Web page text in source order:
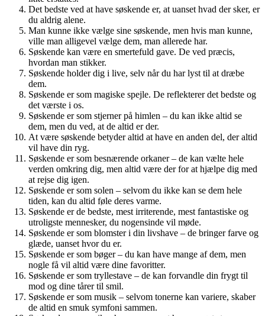
Det bedste ved at have søskende er, at uanset hvad der sker, er
du aldrig alene.
Man kunne ikke vælge sine søskende, men hvis man kunne,
ville man alligevel vælge dem, man allerede har.
Søskende kan være en smertefuld gave. De ved præcis,
hvordan man stikker.
Søskende holder dig i live, selv når du har lyst til at dræbe
dem.
Søskende er som magiske spejle. De reflekterer det bedste og
det værste i os.
Søskende er som stjerner på himlen – du kan ikke altid se
dem, men du ved, at de altid er der.
At være søskende betyder altid at have en anden del, der altid
vil have din ryg.
Søskende er som besnærende orkaner – de kan vælte hele
verden omkring dig, men altid være der for at hjælpe dig med
at rejse dig igen.
Søskende er som solen – selvom du ikke kan se dem hele
tiden, kan du altid føle deres varme.
Søskende er de bedste, mest irriterende, mest fantastiske og
utroligste mennesker, du nogensinde vil møde.
Søskende er som blomster i din livshave – de bringer farve og
glæde, uanset hvor du er.
Søskende er som bøger – du kan have mange af dem, men
nogle få vil altid være dine favoritter.
Søskende er som tryllestave – de kan forvandle din frygt til
mod og dine tårer til smil.
Søskende er som musik – selvom tonerne kan variere, skaber
de altid en smuk symfoni sammen.